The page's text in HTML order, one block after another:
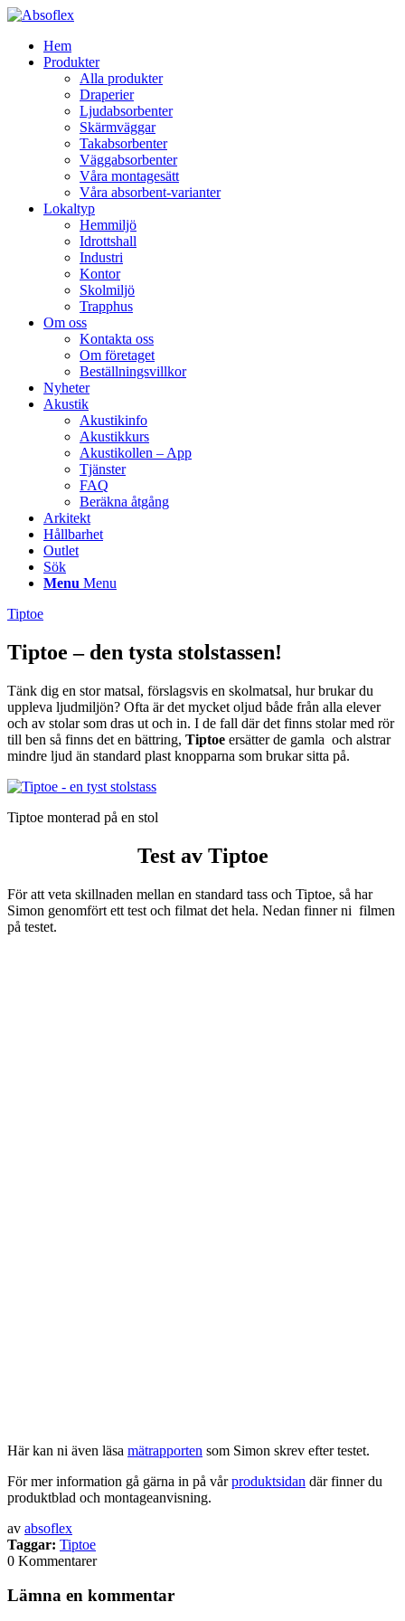
Hem
Produkter
Alla produkter
Draperier
Ljudabsorbenter
Skärmväggar
Takabsorbenter
Väggabsorbenter
Våra montagesätt
Våra absorbent-varianter
Lokaltyp
Hemmiljö
Idrottshall
Industri
Kontor
Skolmiljö
Trapphus
Om oss
Kontakta oss
Om företaget
Beställningsvillkor
Nyheter
Akustik
Akustikinfo
Akustikkurs
Akustikollen – App
Tjänster
FAQ
Beräkna åtgång
Arkitekt
Hållbarhet
Outlet
Sök
Menu Menu
Tiptoe
Tiptoe – den tysta stolstassen!
Tänk dig en stor matsal, förslagsvis en skolmatsal, hur brukar du
uppleva ljudmiljön? Ofta är det mycket oljud både från alla elever
och av stolar som dras ut och in. I de fall där det finns stolar med rör
till ben så finns det en bättring, Tiptoe ersätter de gamla och alstrar
mindre ljud än standard plast knopparna som brukar sitta på.
Tiptoe monterad på en stol
Test av Tiptoe
För att veta skillnaden mellan en standard tass och Tiptoe, så har
Simon genomfört ett test och filmat det hela. Nedan finner ni filmen
på testet.
Här kan ni även läsa mätrapporten som Simon skrev efter testet.
För mer information gå gärna in på vårproduktsidan där finner du
produktblad och montageanvisning.
av absoflex
Taggar: Tiptoe
0 Kommentarer
Lämna en kommentar